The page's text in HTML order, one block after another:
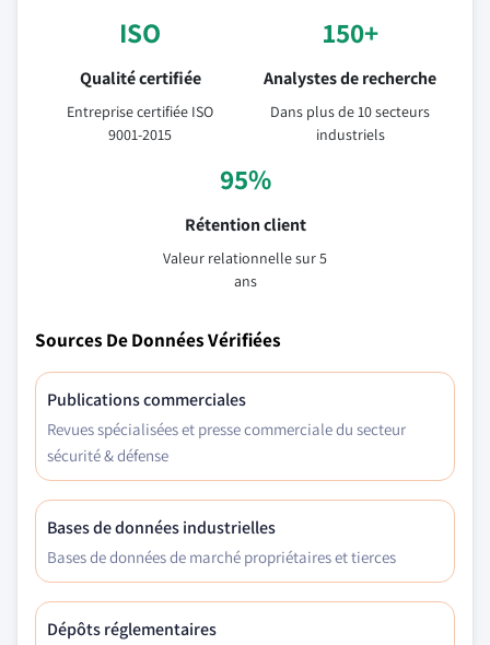
ISO
Qualité certifiée
Entreprise certifiée ISO
9001-2015
150+
Analystes de recherche
Dans plus de 10 secteurs
industriels
95%
Rétention client
Valeur relationnelle sur 5
ans
Sources De Données Vérifiées
Publications commerciales
Revues spécialisées et presse commerciale du secteur
sécurité & défense
Bases de données industrielles
Bases de données de marché propriétaires et tierces
Dépôts réglementaires